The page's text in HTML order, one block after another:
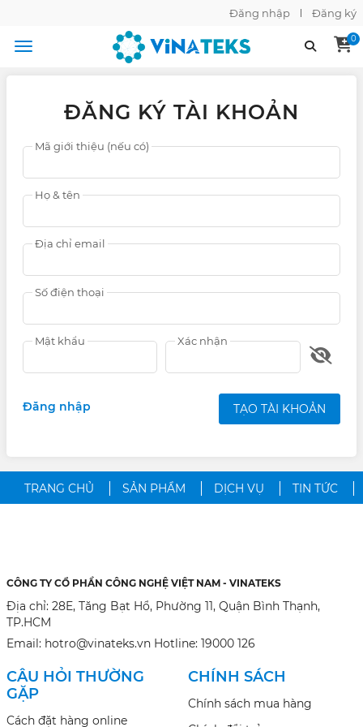
Đăng nhập Đăng ký
0
ĐĂNG KÝ TÀI KHOẢN
Mã giới thiệu (nếu có)
Họ & tên
Địa chỉ email
Số điện thoại
Mật khẩu Xác nhận
Đăng nhập TẠO TÀI KHOẢN
TRANG CHỦ SẢN PHẨM DỊCH VỤ TIN TỨC
CÔNG TY CỔ PHẦN CÔNG NGHỆ VIỆT NAM - VINATEKS
Địa chỉ: 28E, Tăng Bạt Hổ, Phường 11, Quận Bình Thạnh,
TP.HCM
Email: hotro@vinateks.vn Hotline: 19000 126
CÂU HỎI THƯỜNG
GẶP
Cách đặt hàng online
CHÍNH SÁCH
Chính sách mua hàng